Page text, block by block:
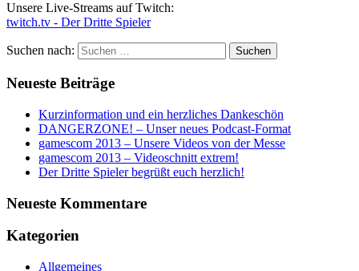
Unsere Live-Streams auf Twitch:
twitch.tv - Der Dritte Spieler
Suchen nach:
Neueste Beiträge
Kurzinformation und ein herzliches Dankeschön
DANGERZONE! – Unser neues Podcast-Format
gamescom 2013 – Unsere Videos von der Messe
gamescom 2013 – Videoschnitt extrem!
Der Dritte Spieler begrüßt euch herzlich!
Neueste Kommentare
Kategorien
Allgemeines